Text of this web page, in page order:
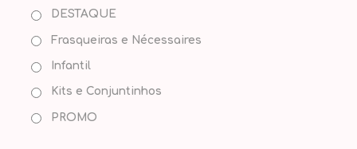
DESTAQUE
Frasqueiras e Nécessaires
Infantil
Kits e Conjuntinhos
PROMO